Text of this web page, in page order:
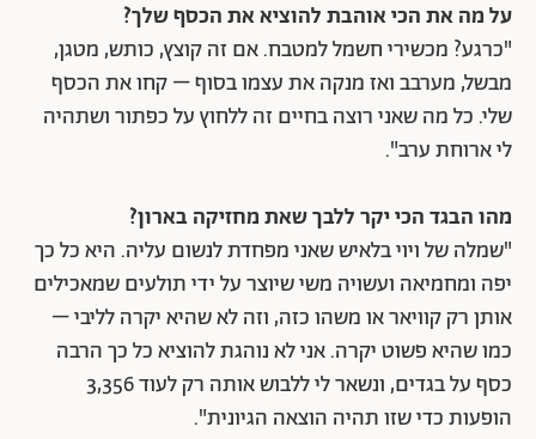
על מה את הכי אוהבת להוציא את הכסף שלך?
"כרגע? מכשירי חשמל למטבח. אם זה קוצץ, כותש, מטגן,
מבשל, מערבב ואז מנקה את עצמו בסוף – קחו את הכסף
שלי. כל מה שאני רוצה בחיים זה ללחוץ על כפתור ושתהיה
לי ארוחת ערב".
מהו הבגד הכי יקר ללבך שאת מחזיקה בארון?
"שמלה של ויוי בלאיש שאני מפחדת לנשום עליה. היא כל כך
יפה ומחמיאה ועשויה משי שיוצר על ידי תולעים שמאכילים
אותן רק קוויאר או משהו כזה, וזה לא שהיא יקרה לליבי –
כמו שהיא פשוט יקרה. אני לא נוהגת להוציא כל כך הרבה
כסף על בגדים, ונשאר לי ללבוש אותה רק לעוד 3,356
הופעות כדי שזו תהיה הוצאה הגיונית".